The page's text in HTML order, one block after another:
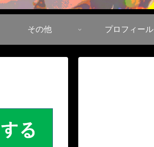
その他 プロフィール